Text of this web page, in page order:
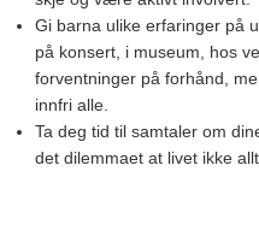
Gi barna ulike erfaringer på
på konsert, i museum, hos
forventninger på forhånd,
innfri alle.
Ta deg tid til samtaler om
det dilemmaet at livet ikke